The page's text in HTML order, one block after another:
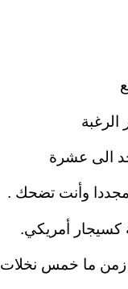
الرغبة
الى عشرة
وأنت تضحك .
كسيجار أمريكي.
زمن ما خمس نخلات